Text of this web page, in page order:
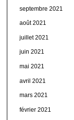
septembre 2021
août 2021
juillet 2021
juin 2021
mai 2021
avril 2021
mars 2021
février 2021